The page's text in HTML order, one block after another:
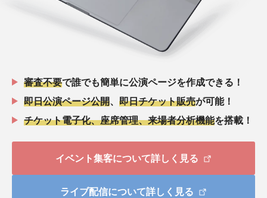
審査不要で誰でも簡単に公演ページを作成できる！
即日公演ページ公開
即日チケット販売が可能！
チケット電子化、座席管理、来場者分析機能を搭載！
イベント集客について詳しく見る
ライブ配信について詳しく見る